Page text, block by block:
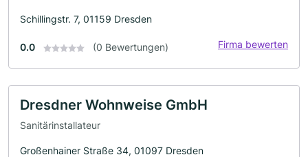
Schillingstr. 7, 01159 Dresden
0.0 (0 Bewertungen) Firma bewerten
Dresdner Wohnweise GmbH
Sanitärinstallateur
Großenhainer Straße 34, 01097 Dresden